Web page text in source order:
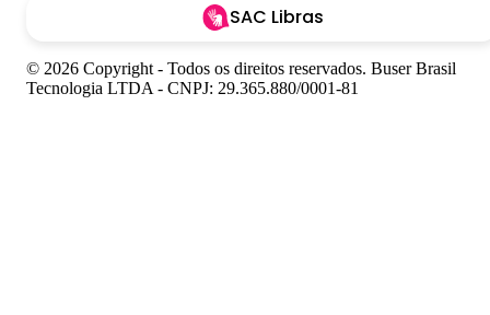
SAC Libras
© 2026 Copyright - Todos os direitos reservados. Buser Brasil
Tecnologia LTDA - CNPJ: 29.365.880/0001-81